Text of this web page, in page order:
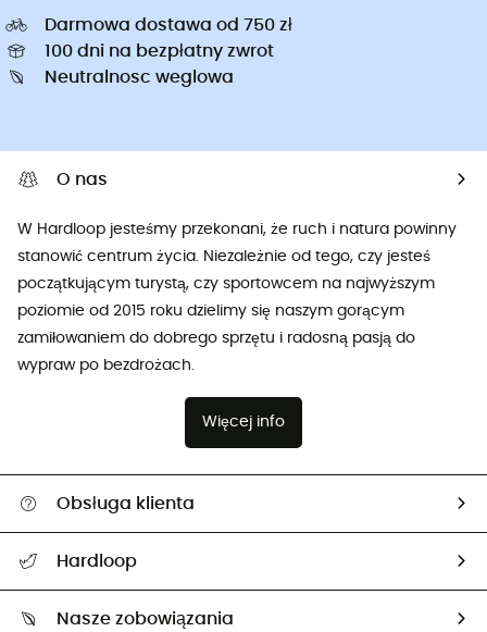
Darmowa dostawa od 750 zł
100 dni na bezpłatny zwrot
Neutralnosc weglowa
O nas
W Hardloop jesteśmy przekonani, że ruch i natura powinny
stanowić centrum życia. Niezależnie od tego, czy jesteś
początkującym turystą, czy sportowcem na najwyższym
poziomie od 2015 roku dzielimy się naszym gorącym
zamiłowaniem do dobrego sprzętu i radosną pasją do
wypraw po bezdrożach.
Więcej info
Obsługa klienta
Śledzenie przesyłki
Zwrot artykułów i zwrot środków
Hardloop
Nasze zobowiązania